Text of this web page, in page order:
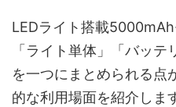
LEDライト搭載5000mAh
「ライト単体」「バッ
を一つにまとめられる点
的な利用場面を紹介しま